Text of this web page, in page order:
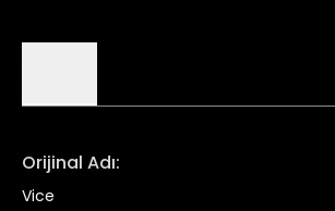
Orijinal Adı:
Vice